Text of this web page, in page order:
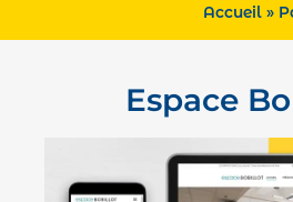
Accueil »
Espace